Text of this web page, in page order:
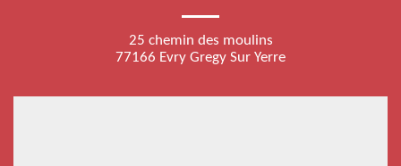
25 chemin des moulins
77166 Evry Gregy Sur Yerre